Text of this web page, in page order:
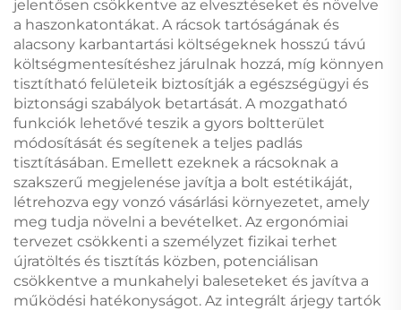
jelentősen csökkentve az elvesztéseket és növelve
a haszonkatontákat. A rácsok tartóságának és
alacsony karbantartási költségeknek hosszú távú
költségmentesítéshez járulnak hozzá, míg könnyen
tisztítható felületeik biztosítják a egészségügyi és
biztonsági szabályok betartását. A mozgatható
funkciók lehetővé teszik a gyors boltterület
módosítását és segítenek a teljes padlás
tisztításában. Emellett ezeknek a rácsoknak a
szakszerű megjelenése javítja a bolt estétikáját,
létrehozva egy vonzó vásárlási környezetet, amely
meg tudja növelni a bevételket. Az ergonómiai
tervezet csökkenti a személyzet fizikai terhet
újratöltés és tisztítás közben, potenciálisan
csökkentve a munkahelyi baleseteket és javítva a
működési hatékonyságot. Az integrált árjegy tartók